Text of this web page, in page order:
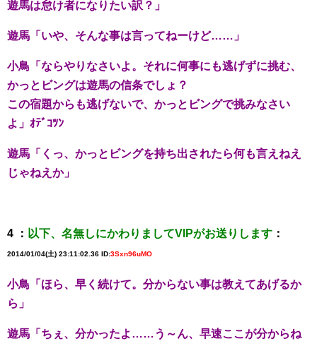
遊馬は怠け者になりたい訳？」
遊馬「いや、そんな事は言ってねーけど……」
小鳥「ならやりなさいよ。それに何事にも逃げずに挑む、
かっとビングは遊馬の信条でしょ？
この宿題からも逃げないで、かっとビングで挑みなさい
よ」ｵﾃﾞｺﾂﾝ
遊馬「くっ、かっとビングを持ち出されたら何も言えねえ
じゃねえか」
4 ： 以下、名無しにかわりましてVIPがお送りします ：
2014/01/04(土) 23:11:02.36 ID:3Sxn96uMO
小鳥「ほら、早く続けて。分からない事は教えてあげるか
ら」
遊馬「ちぇ、分かったよ……う～ん、早速ここが分からね